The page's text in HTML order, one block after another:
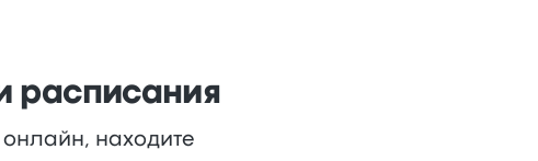
расписания
находите